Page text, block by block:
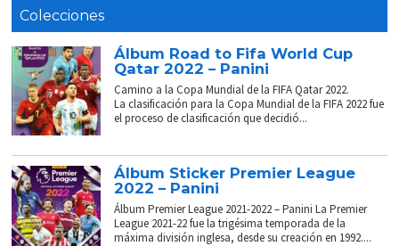
Colecciones
Álbum Road to Fifa World Cup
Qatar 2022 – Panini
Camino a la Copa Mundial de la FIFA Qatar 2022.
La clasificación para la Copa Mundial de la FIFA 2022 fue
el proceso de clasificación que decidió...
Álbum Sticker Premier League
2022 – Panini
Álbum Premier League 2021-2022 – Panini La Premier
League 2021-22 fue la trigésima temporada de la
máxima división inglesa, desde su creación en 1992....